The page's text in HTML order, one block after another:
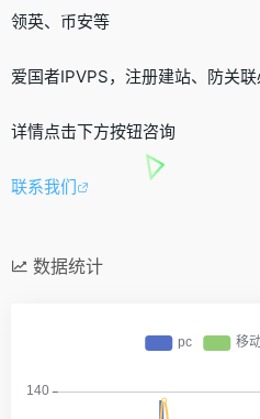
领英、币安等
爱国者IPVPS，注册建站、防关联
详情点击下方按钮咨询
联系我们
数据统计